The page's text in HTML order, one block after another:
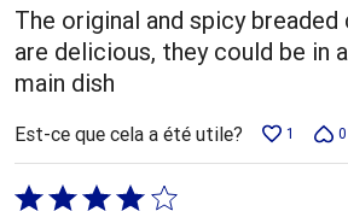
The original and spicy
are delicious, they could be in
main dish
Est-ce que cela a été utile? 1 0
Coté